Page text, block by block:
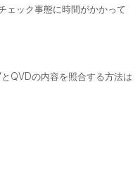
ェック事態に時間がかかって
QVDの内容を照合する方法は